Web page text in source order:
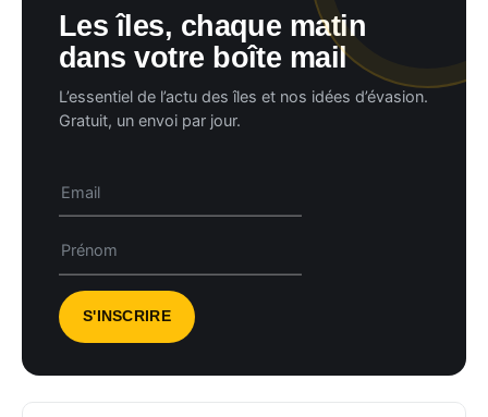
Les îles, chaque matin
dans votre boîte mail
L’essentiel de l’actu des îles et nos idées d’évasion.
Gratuit, un envoi par jour.